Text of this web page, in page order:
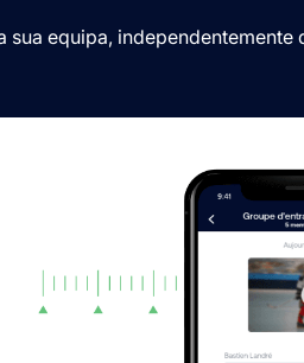
sua equipa, independentemente